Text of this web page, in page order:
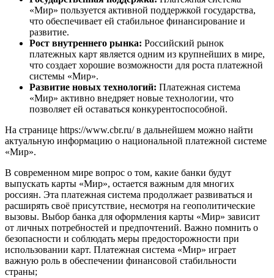
«Мир» пользуется активной поддержкой государства,
что обеспечивает ей стабильное финансирование и
развитие.
Рост внутреннего рынка: Российский рынок
платежных карт является одним из крупнейших в мире,
что создает хорошие возможности для роста платежной
системы «Мир».
Развитие новых технологий: Платежная система
«Мир» активно внедряет новые технологии, что
позволяет ей оставаться конкурентоспособной.
На странице https://www.cbr.ru/ в дальнейшем можно найти
актуальную информацию о национальной платежной системе
«Мир».
В современном мире вопрос о том, какие банки будут
выпускать карты «Мир», остается важным для многих
россиян. Эта платежная система продолжает развиваться и
расширять своё присутствие, несмотря на геополитические
вызовы. Выбор банка для оформления карты «Мир» зависит
от личных потребностей и предпочтений. Важно помнить о
безопасности и соблюдать меры предосторожности при
использовании карт. Платежная система «Мир» играет
важную роль в обеспечении финансовой стабильности
страны;